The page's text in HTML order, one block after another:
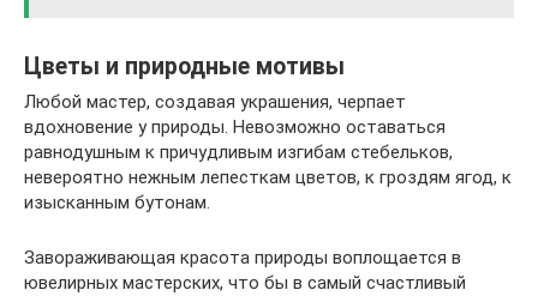
Цветы и природные мотивы
Любой мастер, создавая украшения, черпает
вдохновение у природы. Невозможно оставаться
равнодушным к причудливым изгибам стебельков,
невероятно нежным лепесткам цветов, к гроздям ягод, к
изысканным бутонам.
Завораживающая красота природы воплощается в
ювелирных мастерских, что бы в самый счастливый